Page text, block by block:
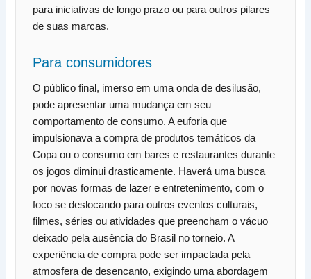
para iniciativas de longo prazo ou para outros pilares
de suas marcas.
Para consumidores
O público final, imerso em uma onda de desilusão,
pode apresentar uma mudança em seu
comportamento de consumo. A euforia que
impulsionava a compra de produtos temáticos da
Copa ou o consumo em bares e restaurantes durante
os jogos diminui drasticamente. Haverá uma busca
por novas formas de lazer e entretenimento, com o
foco se deslocando para outros eventos culturais,
filmes, séries ou atividades que preencham o vácuo
deixado pela ausência do Brasil no torneio. A
experiência de compra pode ser impactada pela
atmosfera de desencanto, exigindo uma abordagem